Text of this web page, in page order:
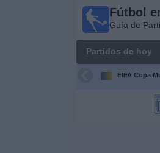
Fútbol
Guía de
Partidos de hoy
FIFA Copa